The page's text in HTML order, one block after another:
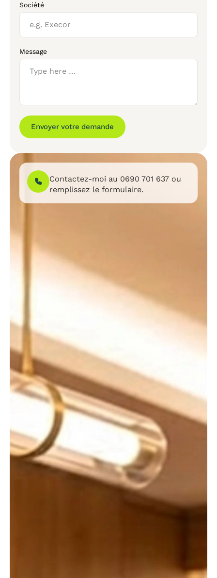
Société
Message
Envoyer votre demande
Contactez-moi au 0690 701 637 ou
remplissez le formulaire.